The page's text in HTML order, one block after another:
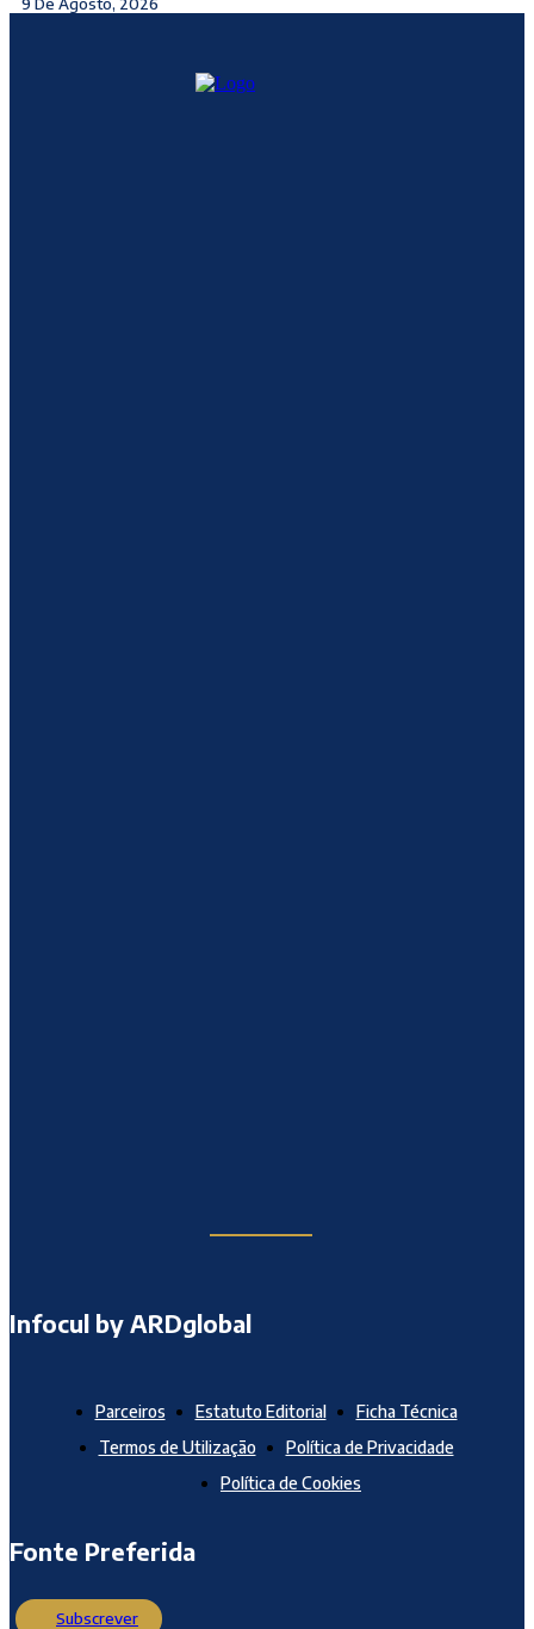
Infocul by ARDglobal
Parceiros Estatuto Editorial
Ficha Técnica
Termos de Utilização
Política de Privacidade
Política de Cookies
Fonte Preferida
Subscrever